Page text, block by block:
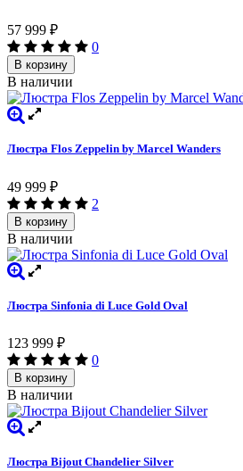
57 999 ₽
0
В корзину
В наличии
Люстра Flos Zeppelin by Marcel Wanders
49 999 ₽
2
В корзину
В наличии
Люстра Sinfonia di Luce Gold Oval
123 999 ₽
0
В корзину
В наличии
Люстра Bijout Chandelier Silver